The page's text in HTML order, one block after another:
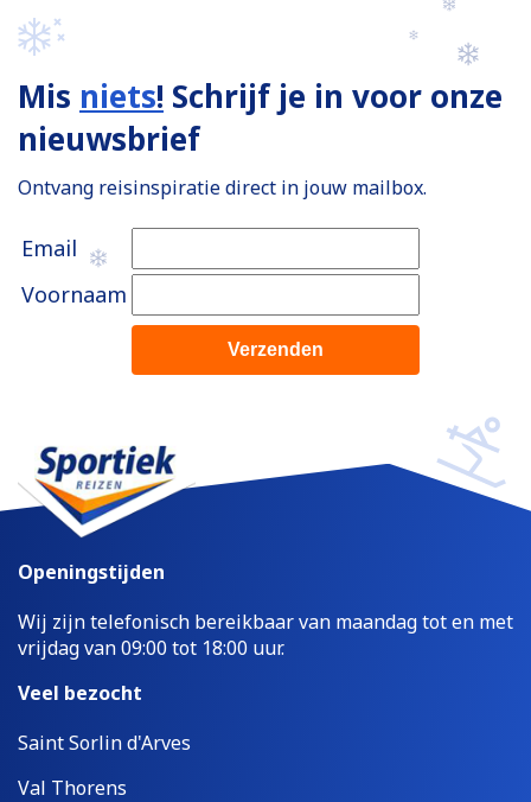
Mis niets! Schrijf je in voor onze
nieuwsbrief
Ontvang reisinspiratie direct in jouw mailbox.
Email
Voornaam
Openingstijden
Wij zijn telefonisch bereikbaar van maandag tot en met
vrijdag van 09:00 tot 18:00 uur.
Veel bezocht
Saint Sorlin d'Arves
Val Thorens